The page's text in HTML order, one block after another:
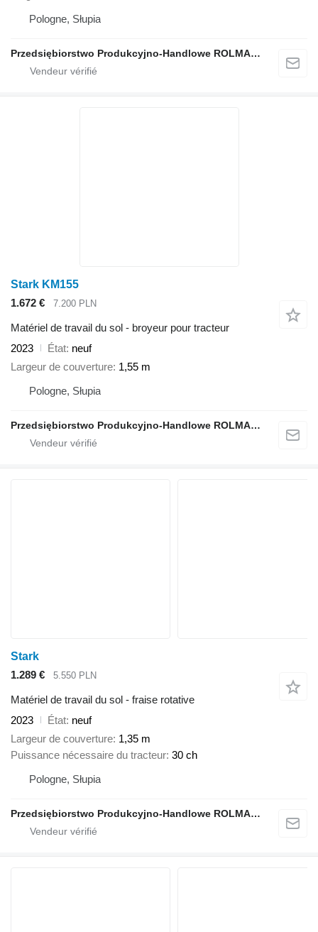
Pologne, Słupia
Przedsiębiorstwo Produkcyjno-Handlowe ROLMAPOL Marcin Dziekan
Stark KM155
1.672 €
7.200 PLN
Matériel de travail du sol - broyeur pour tracteur
2023
État neuf
Largeur de couverture 1,55 m
Pologne, Słupia
Przedsiębiorstwo Produkcyjno-Handlowe ROLMAPOL Marcin Dziekan
Stark
1.289 €
5.550 PLN
Matériel de travail du sol - fraise rotative
2023
État neuf
Largeur de couverture 1,35 m
Puissance nécessaire du tracteur 30 ch
Pologne, Słupia
Przedsiębiorstwo Produkcyjno-Handlowe ROLMAPOL Marcin Dziekan